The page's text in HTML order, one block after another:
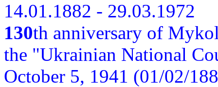
14.01.1882 - 29.03.1972
130th anniversary of
the "Ukrainian National
October 5, 1941 (01/02/